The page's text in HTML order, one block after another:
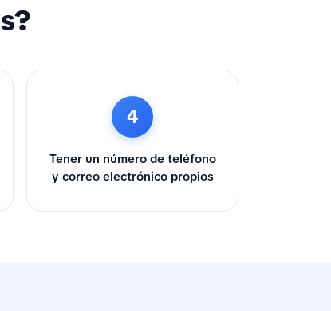
4
Tener un número de teléfono
y correo electrónico propios